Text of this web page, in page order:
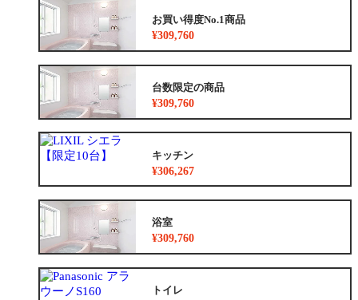
お買い得度No.1商品
¥309,760
台数限定の商品
¥309,760
キッチン
¥306,267
浴室
¥309,760
トイレ